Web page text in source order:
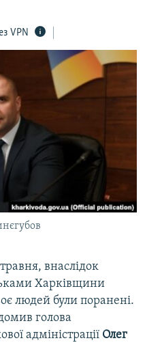
VPN
внаслідок
Харківщини
людей були поранені.
голова
адміністрації Олег